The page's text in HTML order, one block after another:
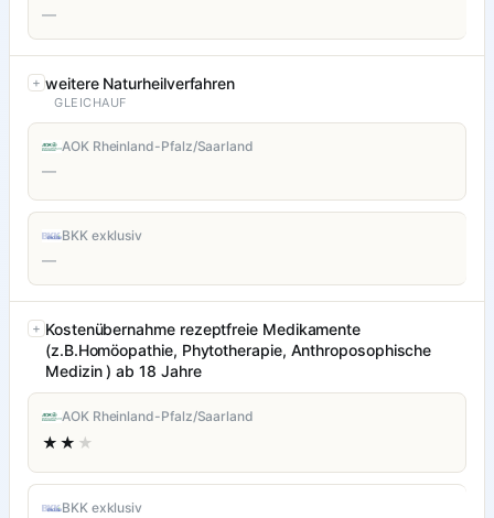
—
weitere Naturheilverfahren
GLEICHAUF
AOK Rheinland-Pfalz/Saarland
—
BKK exklusiv
—
Kostenübernahme rezeptfreie Medikamente
(z.B.Homöopathie, Phytotherapie, Anthroposophische
Medizin ) ab 18 Jahre
AOK Rheinland-Pfalz/Saarland
★★ ★
BKK exklusiv